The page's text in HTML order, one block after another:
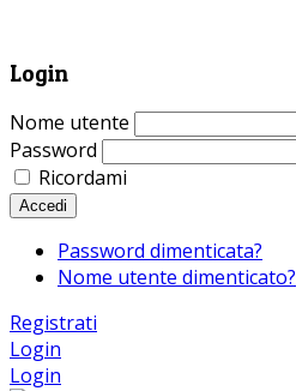
Login
Nome utente
Password
Ricordami
Accedi
Password dimenticata?
Nome utente dimenticato?
Registrati
Login
Login